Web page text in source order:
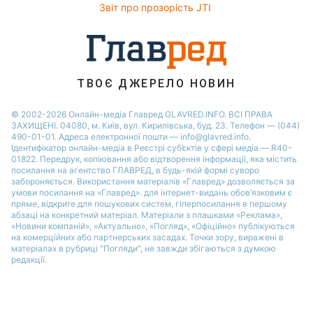
Новини Запоріжжя
Новини Одеси
Звіт про прозорість JTI
ТВОЄ ДЖЕРЕЛО НОВИН
© 2002-2026 Онлайн-медіа Главред GLAVRED.INFO. ВСІ ПРАВА
ЗАХИЩЕНІ. 04080, м. Київ, вул. Кирилівська, буд. 23. Телефон — (044)
490-01-01. Адреса електронної пошти — info@glavred.info.
Ідентифікатор онлайн-медіа в Реєстрі суб’єктів у сфері медіа — R40-
01822. Передрук, копіювання або відтворення інформації, яка містить
посилання на агентство ГЛАВРЕД, в будь-якій формi суворо
забороняється. Використання матеріалів «Главред» дозволяється за
умови посилання на «Главред». для інтернет-видань обов’язковим є
пряме, відкрите для пошукових систем, гіперпосилання в першому
абзаці на конкретний матеріал. Матеріали з плашками «Реклама»,
«Новини компаній», «Актуально», «Погляд», «Офіційно» публікуються
на комерційних або партнерських засадах. Точки зору, виражені в
матеріалах в рубриці "Погляди", не завжди збігаються з думкою
редакції.